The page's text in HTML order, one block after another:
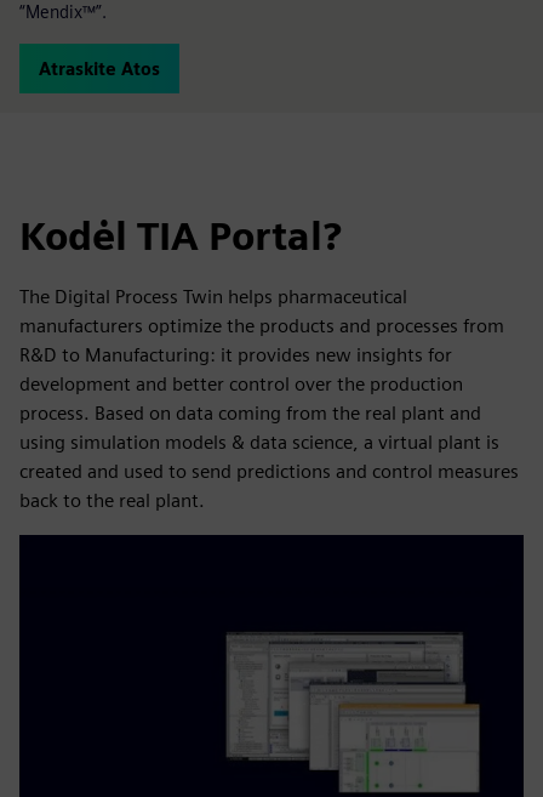
“Mendix™”.
Atraskite Atos
Kodėl TIA Portal?
The Digital Process Twin helps pharmaceutical
manufacturers optimize the products and processes from
R&D to Manufacturing: it provides new insights for
development and better control over the production
process. Based on data coming from the real plant and
using simulation models & data science, a virtual plant is
created and used to send predictions and control measures
back to the real plant.